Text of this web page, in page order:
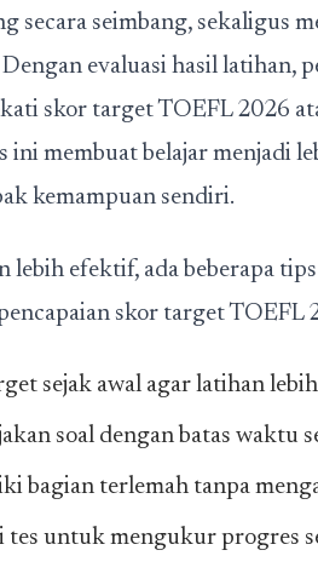
secara seimbang, sekaligus
evaluasi hasil latihan,
skor target TOEFL 2026
ini membuat belajar menjadi
kemampuan sendiri.
lebih efektif, ada beberapa
skor target TOEFL
sejak awal agar latihan
soal dengan batas waktu
bagian terlemah tanpa
tes untuk mengukur progres